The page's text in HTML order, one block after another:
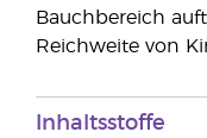
Bauchbereich
Reichweite von
Inhaltsstoffe